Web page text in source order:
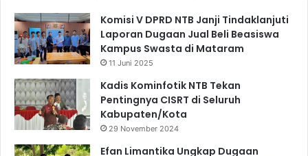
Komisi V DPRD NTB Janji Tindaklanjuti
Laporan Dugaan Jual Beli Beasiswa
Kampus Swasta di Mataram
11 Juni 2025
Kadis Kominfotik NTB Tekan
Pentingnya CISRT di Seluruh
Kabupaten/Kota
29 November 2024
Efan Limantika Ungkap Dugaan